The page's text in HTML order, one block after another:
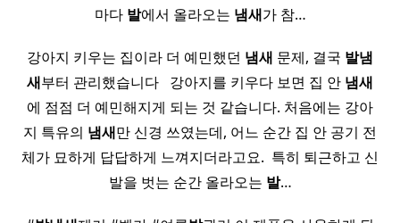
마다 발에서 올라오는 냄새가 참…
강아지 키우는 집이라 더 예민했던 냄새 문제, 결국 발냄
새부터 관리했습니다 ​ ​ 강아지를 키우다 보면 집 안 냄새
에 점점 더 예민해지게 되는 것 같습니다. 처음에는 강아
지 특유의 냄새만 신경 쓰였는데, 어느 순간 집 안 공기 전
체가 묘하게 답답하게 느껴지더라고요. ​ 특히 퇴근하고 신
발을 벗는 순간 올라오는 발…